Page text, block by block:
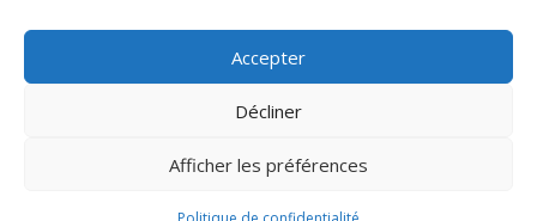
Accepter
Décliner
Afficher les préférences
de Vidéos
Auto école en ligne, agréée sous le numéro N°E2007800090 - © TOUS TES
PERMIS (TTP) 2021 - Site réalisé par
Notre site Web utilise des cookies pour améliorer votre
Paramètres des Cookies